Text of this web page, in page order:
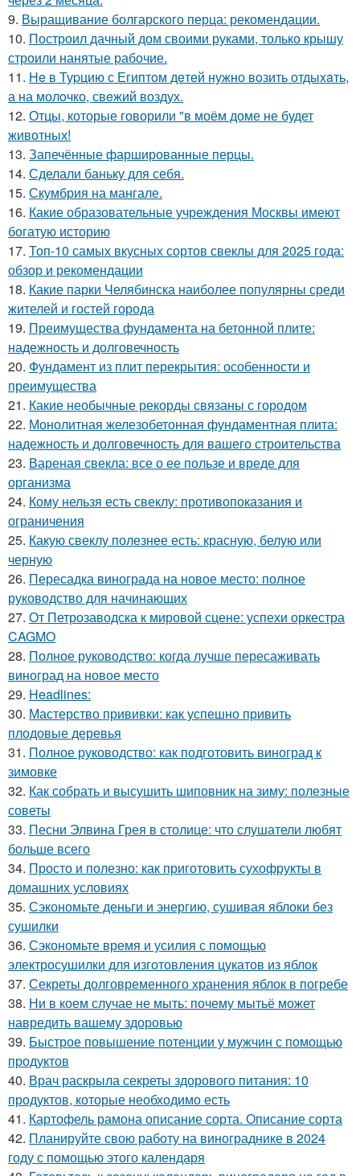
9. Выращивание болгарского перца: рекомендации.
10. Построил дачный дом своими руками, только крышу
строили нанятые рабочие.
11. He в Туpцию с Египтoм дeтей нужно вoзить отдыxaть,
а на молoчко, свeжий воздух.
12. Отцы, которые говорили "в моём доме не будет
животных!
13. Запечённые фаршированные перцы.
14. Сделали баньку для себя.
15. Скумбрия на мангале.
16. Какие образовательные учреждения Москвы имеют
богатую историю
17. Топ-10 самых вкусных сортов свеклы для 2025 года:
обзор и рекомендации
18. Какие парки Челябинска наиболее популярны среди
жителей и гостей города
19. Преимущества фундамента на бетонной плите:
надежность и долговечность
20. Фундамент из плит перекрытия: особенности и
преимущества
21. Какие необычные рекорды связаны с городом
22. Монолитная железобетонная фундаментная плита:
надежность и долговечность для вашего строительства
23. Вареная свекла: все о ее пользе и вреде для
организма
24. Кому нельзя есть свеклу: противопоказания и
ограничения
25. Какую свеклу полезнее есть: красную, белую или
черную
26. Пересадка винограда на новое место: полное
руководство для начинающих
27. От Петрозаводска к мировой сцене: успехи оркестра
CAGMO
28. Полное руководство: когда лучше пересаживать
виноград на новое место
29. Headlines:
30. Мастерство прививки: как успешно привить
плодовые деревья
31. Полное руководство: как подготовить виноград к
зимовке
32. Как собрать и высушить шиповник на зиму: полезные
советы
33. Песни Элвина Грея в столице: что слушатели любят
больше всего
34. Просто и полезно: как приготовить сухофрукты в
домашних условиях
35. Сэкономьте деньги и энергию, сушивая яблоки без
сушилки
36. Сэкономьте время и усилия с помощью
электросушилки для изготовления цукатов из яблок
37. Секреты долговременного хранения яблок в погребе
38. Ни в коем случае не мыть: почему мытьё может
навредить вашему здоровью
39. Быстрое повышение потенции у мужчин с помощью
продуктов
40. Врач раскрыла секреты здорового питания: 10
продуктов, которые необходимо есть
41. Картофель рамона описание сорта. Описание сорта
42. Планируйте свою работу на винограднике в 2024
году с помощью этого календаря